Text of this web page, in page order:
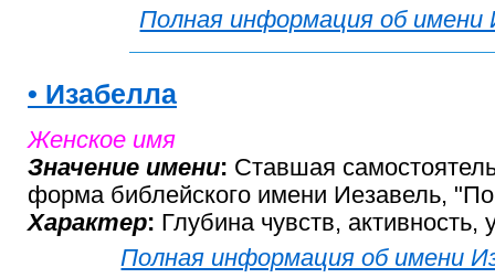
Полная информация об имени
• Изабелла
Женское имя
Значение имени: Ставшая
форма библейского имени Иезавель,
Характер: Глубина чувств, активность,
Полная информация об имени